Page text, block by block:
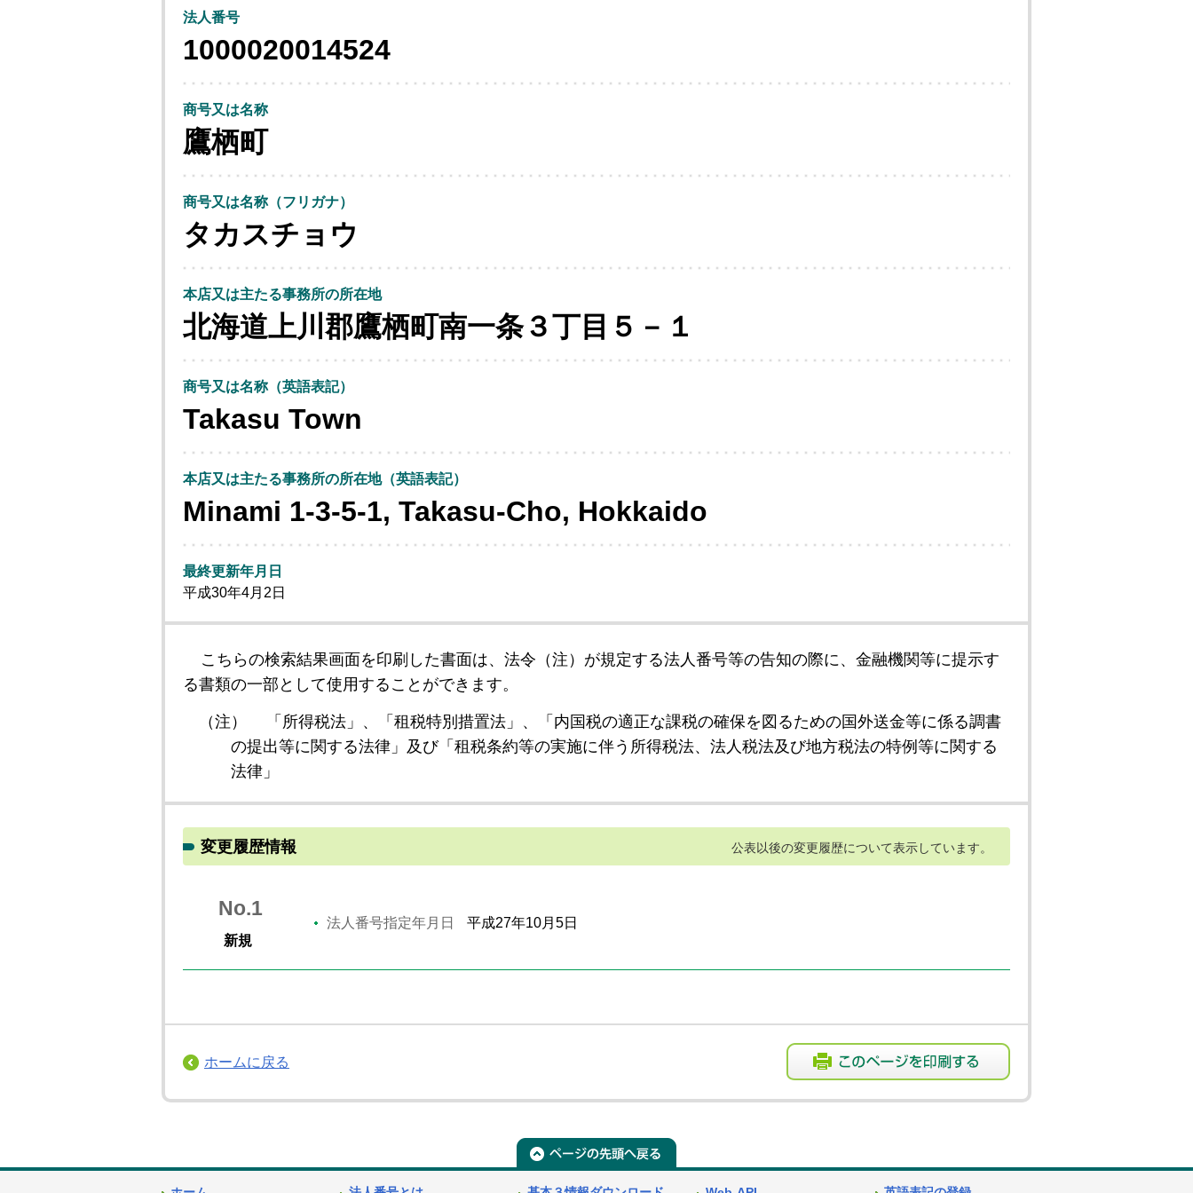
法人番号
1000020014524
商号又は名称
鷹栖町
商号又は名称（フリガナ）
タカスチョウ
本店又は主たる事務所の所在地
北海道上川郡鷹栖町南一条３丁目５－１
商号又は名称（英語表記）
Takasu Town
本店又は主たる事務所の所在地（英語表記）
Minami 1-3-5-1, Takasu-Cho, Hokkaido
最終更新年月日
平成30年4月2日
こちらの検索結果画面を印刷した書面は、法令（注）が規定する法人番号等の告知の際に、金融機関等に提示す
る書類の一部として使用することができます。
（注）
「所得税法」、「租税特別措置法」、「内国税の適正な課税の確保を図るための国外送金等に係る調書
の提出等に関する法律」及び「租税条約等の実施に伴う所得税法、法人税法及び地方税法の特例等に関する
法律」
変更履歴情報 公表以後の変更履歴について表示しています。
No.1
新規
法人番号指定年月日 平成27年10月5日
ホームに戻る